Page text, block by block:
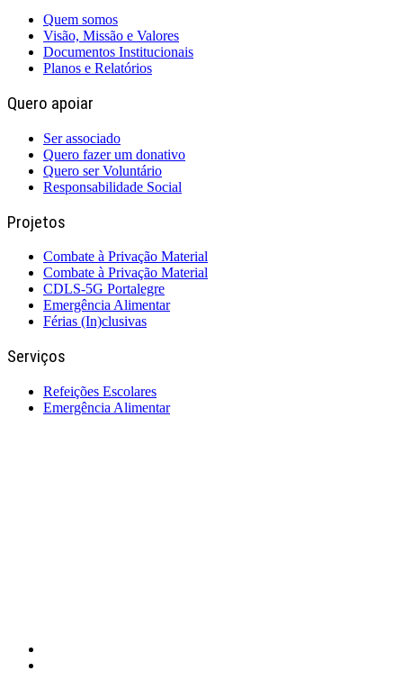
Quem somos
Visão, Missão e Valores
Documentos Institucionais
Planos e Relatórios
Quero apoiar
Ser associado
Quero fazer um donativo
Quero ser Voluntário
Responsabilidade Social
Projetos
Combate à Privação Material
Combate à Privação Material
CDLS-5G Portalegre
Emergência Alimentar
Férias (In)clusivas
Serviços
Refeições Escolares
Emergência Alimentar